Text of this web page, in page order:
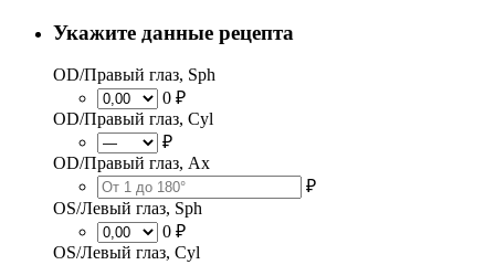
Укажите данные рецепта
OD/Правый глаз, Sph
0 ₽
OD/Правый глаз, Cyl
₽
OD/Правый глаз, Ax
₽
OS/Левый глаз, Sph
0 ₽
OS/Левый глаз, Cyl